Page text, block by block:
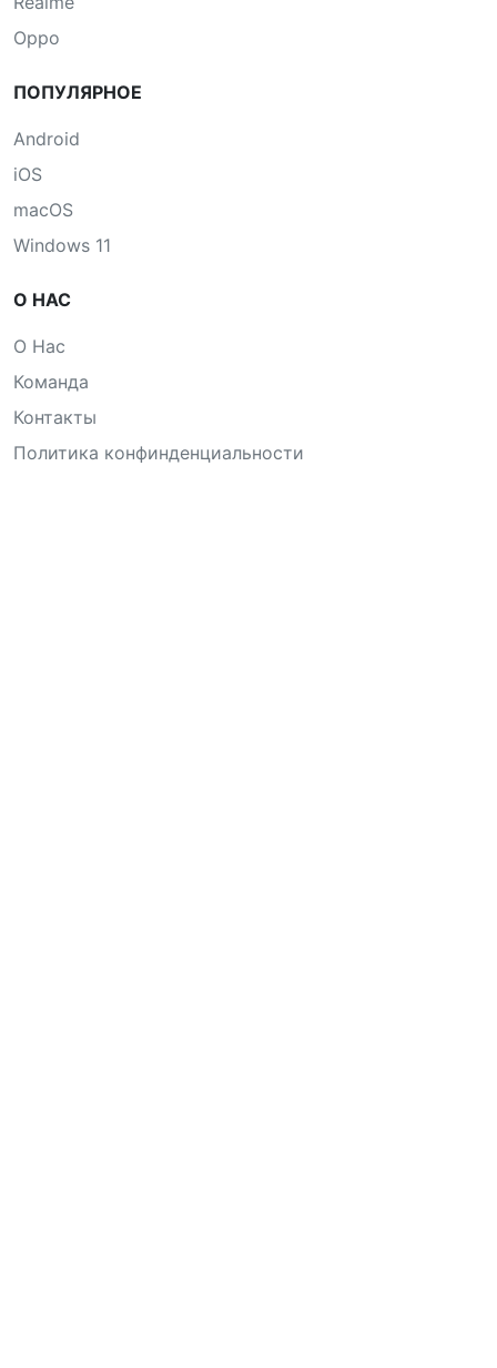
Oppo
ПОПУЛЯРНОЕ
Android
iOS
macOS
Windows 11
О НАС
О Нас
Команда
Контакты
Политика конфинденциальности